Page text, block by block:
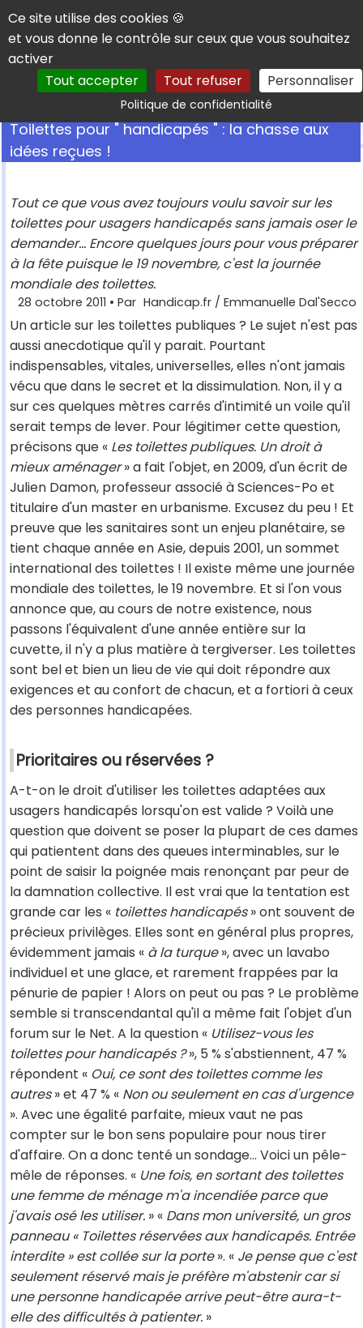
Panneau de gestion des cookies
Ce site utilise des cookies 🍪
et vous donne le contrôle sur ceux que vous souhaitez
activer
Tout accepter
Tout refuser Personnaliser
Politique de confidentialitéRechercher
Toilettes pour " handicapés " : la chasse aux
idées reçues !
Tout ce que vous avez toujours voulu savoir sur les
toilettes pour usagers handicapés sans jamais oser le
demander... Encore quelques jours pour vous préparer
à la fête puisque le 19 novembre, c'est la journée
mondiale des toilettes.
28 octobre 2011 • Par Handicap.fr / Emmanuelle Dal'Secco
Un article sur les toilettes publiques ? Le sujet n'est pas
aussi anecdotique qu'il y parait. Pourtant
indispensables, vitales, universelles, elles n'ont jamais
vécu que dans le secret et la dissimulation. Non, il y a
sur ces quelques mètres carrés d'intimité un voile qu'il
serait temps de lever. Pour légitimer cette question,
précisons que « Les toilettes publiques. Un droit à
mieux aménager» a fait l'objet, en 2009, d'un écrit de
Julien Damon, professeur associé à Sciences-Po et
titulaire d'un master en urbanisme. Excusez du peu ! Et
preuve que les sanitaires sont un enjeu planétaire, se
tient chaque année en Asie, depuis 2001, un sommet
international des toilettes ! Il existe même une journée
mondiale des toilettes, le 19 novembre. Et si l'on vous
annonce que, au cours de notre existence, nous
passons l'équivalent d'une année entière sur la
cuvette, il n'y a plus matière à tergiverser. Les toilettes
sont bel et bien un lieu de vie qui doit répondre aux
exigences et au confort de chacun, et a fortiori à ceux
des personnes handicapées.
Prioritaires ou réservées ?
A-t-on le droit d'utiliser les toilettes adaptées aux
usagers handicapés lorsqu'on est valide ? Voilà une
question que doivent se poser la plupart de ces dames
qui patientent dans des queues interminables, sur le
point de saisir la poignée mais renonçant par peur de
la damnation collective. Il est vrai que la tentation est
grande car les « toilettes handicapés» ont souvent de
précieux privilèges. Elles sont en général plus propres,
évidemment jamais « à la turque», avec un lavabo
individuel et une glace, et rarement frappées par la
pénurie de papier ! Alors on peut ou pas ? Le problème
semble si transcendantal qu'il a même fait l'objet d'un
forum sur le Net. A la question « Utilisez-vous les
toilettes pour handicapés ?», 5 % s'abstiennent, 47 %
répondent « Oui, ce sont des toilettes comme les
autres» et 47 % « Non ou seulement en cas d'urgence
». Avec une égalité parfaite, mieux vaut ne pas
compter sur le bon sens populaire pour nous tirer
d'affaire. On a donc tenté un sondage... Voici un pêle-
mêle de réponses. « Une fois, en sortant des toilettes
une femme de ménage m'a incendiée parce que
j'avais osé les utiliser. » « Dans mon université, un gros
panneau « Toilettes réservées aux handicapés. Entrée
interdite » est collée sur la porte». « Je pense que c'est
seulement réservé mais je préfère m'abstenir car si
une personne handicapée arrive peut-être aura-t-
elle des difficultés à patienter. »